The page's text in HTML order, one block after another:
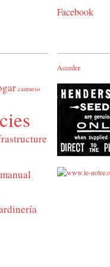
Facebook
cantueso
manual
Acceder